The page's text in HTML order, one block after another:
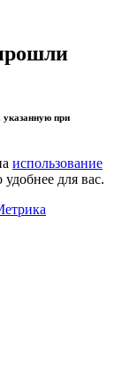
указанную при
использование
для вас.